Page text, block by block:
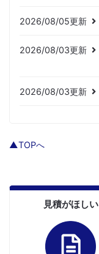
2026/08/05更新
2026/08/03更新
2026/08/03更新
▲TOPへ
見積がほしい